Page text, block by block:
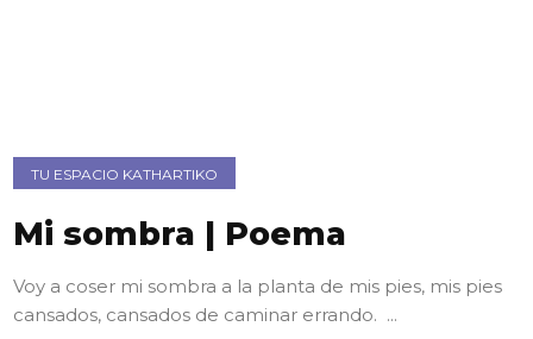
TU ESPACIO KATHARTIKO
Mi sombra | Poema
Voy a coser mi sombra a la planta de mis pies, mis pies
cansados, cansados de caminar errando. ...